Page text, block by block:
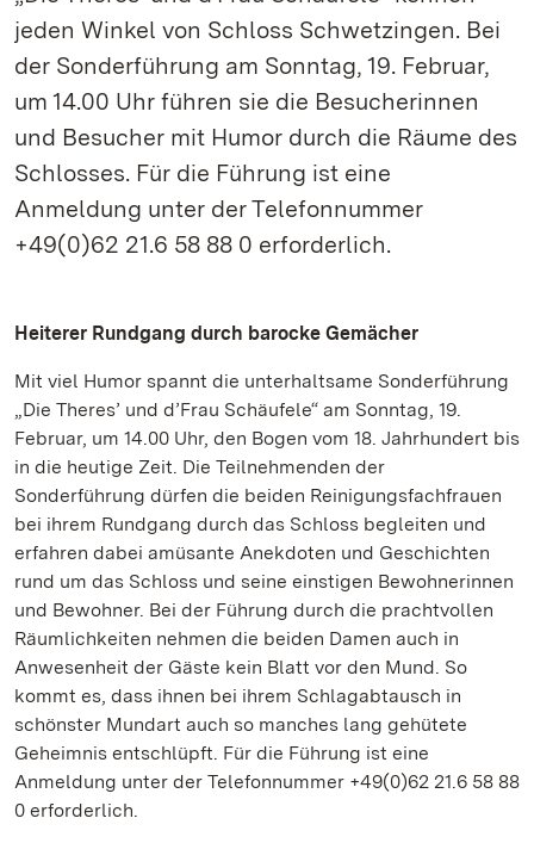
jeden Winkel von Schloss Schwetzingen. Bei
der Sonderführung am Sonntag, 19. Februar,
um 14.00 Uhr führen sie die Besucherinnen
und Besucher mit Humor durch die Räume des
Schlosses. Für die Führung ist eine
Anmeldung unter der Telefonnummer
+49(0)62 21.6 58 88 0 erforderlich.
Heiterer Rundgang durch barocke Gemächer
Mit viel Humor spannt die unterhaltsame Sonderführung
„Die Theres’ und d’Frau Schäufele“ am Sonntag, 19.
Februar, um 14.00 Uhr, den Bogen vom 18. Jahrhundert bis
in die heutige Zeit. Die Teilnehmenden der
Sonderführung dürfen die beiden Reinigungsfachfrauen
bei ihrem Rundgang durch das Schloss begleiten und
erfahren dabei amüsante Anekdoten und Geschichten
rund um das Schloss und seine einstigen Bewohnerinnen
und Bewohner. Bei der Führung durch die prachtvollen
Räumlichkeiten nehmen die beiden Damen auch in
Anwesenheit der Gäste kein Blatt vor den Mund. So
kommt es, dass ihnen bei ihrem Schlagabtausch in
schönster Mundart auch so manches lang gehütete
Geheimnis entschlüpft. Für die Führung ist eine
Anmeldung unter der Telefonnummer +49(0)62 21.6 58 88
0 erforderlich.